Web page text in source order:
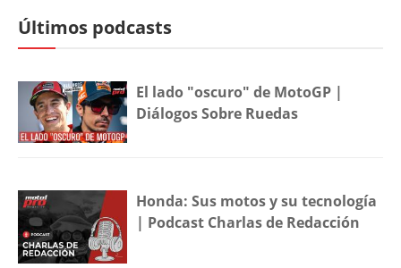
Últimos podcasts
El lado "oscuro" de MotoGP |
Diálogos Sobre Ruedas
Honda: Sus motos y su tecnología
| Podcast Charlas de Redacción